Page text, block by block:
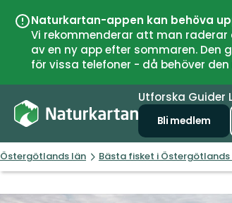
Naturkartan-appen kan behöva
Vi rekommenderar att man
av en ny app efter sommaren.
för vissa telefoner - då behöver
Utforska Guider
Bli medlem
Östergötlands län Bästa fisket i Östergötlands